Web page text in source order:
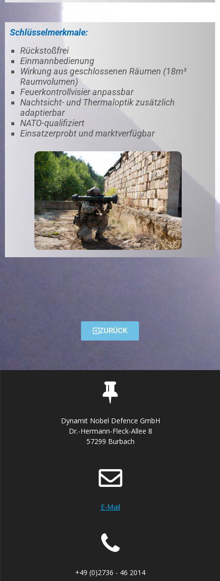
Schlüsselmerkmale:
Rückstoßfrei
Einmannbedienung
Wirkung aus geschlossenen Räumen (18m³
Raumvolumen)
Feuerkontrollvisier anpassbar
Nachtsicht- und Thermaloptik zusätzlich
adaptierbar
NATO-qualifiziert
Einsatzerprobt und marktverfügbar
ZURÜCK
Dynamit Nobel Defence GmbH
Dr.-Hermann-Fleck-Allee 8
57299 Burbach
E-Mail
+49 (0)2736 - 46 2014